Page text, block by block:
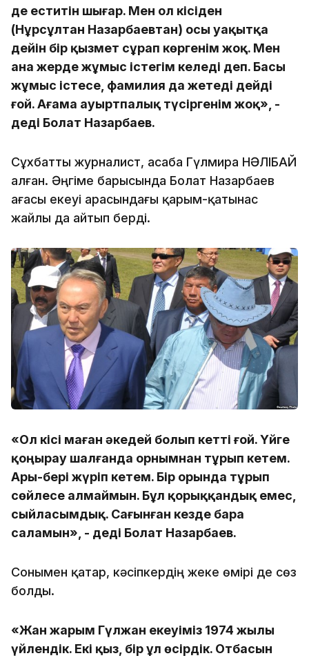
де еститін шығар. Мен ол кісіден
(Нұрсұлтан Назарбаевтан) осы уақытқа
дейін бір қызмет сұрап көргенім жоқ. Мен
ана жерде жұмыс істегім келеді деп. Басы
жұмыс істесе, фамилия да жетеді дейді
ғой. Ағама ауыртпалық түсіргенім жоқ», -
деді Болат Назарбаев.
Сұхбатты журналист, асаба Гүлмира НӘЛІБАЙ
алған. Әңгіме барысында Болат Назарбаев
ағасы екеуі арасындағы қарым-қатынас
жайлы да айтып берді.
«Ол кісі маған әкедей болып кетті ғой. Үйге
қоңырау шалғанда орнымнан тұрып кетем.
Ары-бері жүріп кетем. Бір орында тұрып
сөйлесе алмаймын. Бұл қорыққандық емес,
сыйласымдық. Сағынған кезде бара
саламын», - деді Болат Назарбаев.
Сонымен қатар, кәсіпкердің жеке өмірі де сөз
болды.
«Жан жарым Гүлжан екеуіміз 1974 жылы
үйлендік. Екі қыз, бір ұл өсірдік. Отбасын